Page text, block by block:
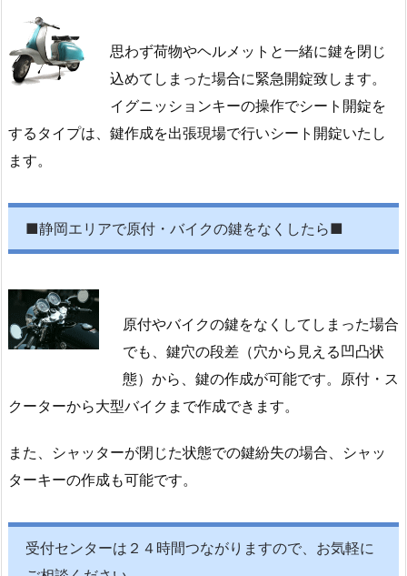
パ
ー
玄
開
夜
対
応
5.
岡
市
河
区
思わず荷物やヘルメットと一緒に鍵を閉じ
込めてしまった場合に緊急開錠致します。
イグニッションキーの操作でシート開錠を
するタイプは、鍵作成を出張現場で行いシート開錠いたし
ます。
■静岡エリアで原付・バイクの鍵をなくしたら■
原付やバイクの鍵をなくしてしまった場合
でも、鍵穴の段差（穴から見える凹凸状
態）から、鍵の作成が可能です。原付・ス
クーターから大型バイクまで作成できます。
また、シャッターが閉じた状態での鍵紛失の場合、シャッ
ターキーの作成も可能です。
受付センターは２４時間つながりますので、お気軽に